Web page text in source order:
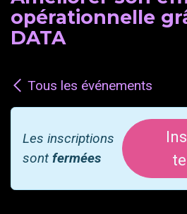
opérationnelle
DATA
Tous les événements
Les inscriptions
sont fermées